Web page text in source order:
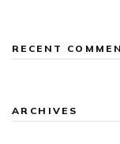
RECENT
ARCHIVES